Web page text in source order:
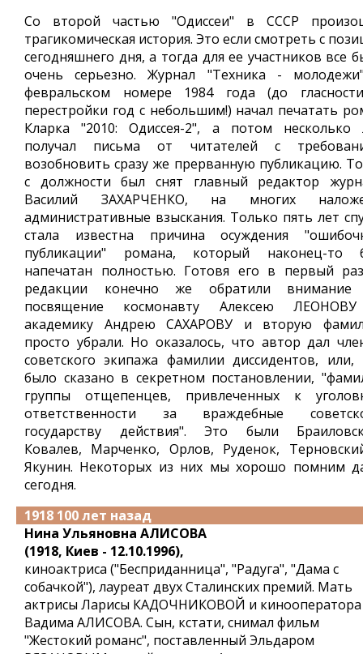
Со второй частью "Одиссеи" в СССР
трагикомическая история. Это если смотреть с
сегодняшнего дня, а тогда для ее участников все
очень серьезно. Журнал "Техника -
февральском номере 1984 года (до
перестройки год с небольшим!) начал печатать
Кларка "2010: Одиссея-2", а потом несколько
получал письма от читателей с
возобновить сразу же прерванную публикацию.
с должности был снят главный редактор
Василий ЗАХАРЧЕНКО, на многих
административные взыскания. Только пять лет
стала известна причина осуждения
публикации" романа, который наконец-то
напечатан полностью. Готовя его в первый
редакции конечно же обратили
посвящение космонавту Алексею
академику Андрею САХАРОВУ и вторую
просто убрали. Но оказалось, что автор дал
советского экипажа фамилии диссидентов, или,
было сказано в секретном постановлении,
группы отщепенцев, привлеченных к
ответственности за враждебные
государству действия". Это были
Ковалев, Марченко, Орлов, Руденок,
Якунин. Некоторых из них мы хорошо помним
сегодня.
1918 100 лет назад
Нина Ульяновна АЛИСОВА
(1918, Киев - 12.10.1996),
киноактриса ("Бесприданница", "Радуга", "Дама с
собачкой"), лауреат двух Сталинских премий. Мать
актрисы Ларисы КАДОЧНИКОВОЙ и кинооператора
Вадима АЛИСОВА. Сын, кстати, снимал фильм
"Жестокий романс", поставленный Эльдаром